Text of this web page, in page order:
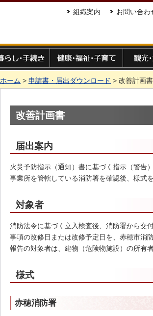
組織案内 お問い合わ
ホーム > 申請書・届出ダウンロード > 改善計画書
改善計画書
届出案内
火災予防指示（通知）書に基づく指示（警告
事業所を管轄している消防署を確認後、様式
対象者
消防法令に基づく立入検査後、消防署から交
事項の改修日または改修予定日を、赤穂市消
報告の対象者は、建物（危険物施設）の所有
様式
赤穂消防署